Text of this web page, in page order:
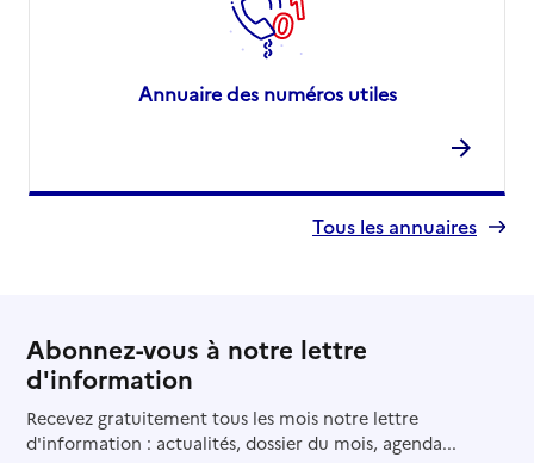
Annuaire des numéros utiles
Tous les annuaires
Abonnez-vous à notre lettre
d'information
Recevez gratuitement tous les mois notre lettre
d'information : actualités, dossier du mois, agenda...